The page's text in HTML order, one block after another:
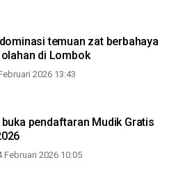
temuan zat berbahaya
di Lombok
2026 13:43
buka pendaftaran Mudik Gratis
Februari 2026 10:05